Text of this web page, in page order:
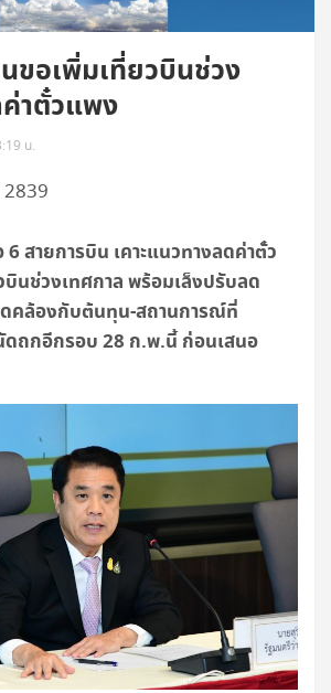
ขอเพิ่มเที่ยวบินช่วง
าตั๋วแพง
น.
6สายการบิน เคาะแนวทางลดค่าตั๋ว
นช่วงเทศกาล พร้อมเล็งปรับลด
ดคล้องกับต้นทุน-สถานการณ์ที่
ดถกอีกรอบ28 ก.พ.นี้ ก่อนเสนอ